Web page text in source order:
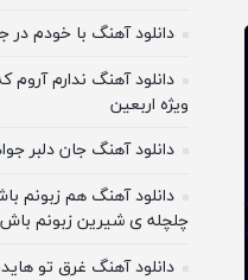
دانلود آهنگ با خودم در
دانلود آهنگ ندارم
ویژه اربعین
دانلود آهنگ جان دلبر
دانلود آهنگ هم زبونم
چلچله ی شیرین زبونم
دانلود آهنگ غرق تو